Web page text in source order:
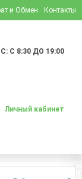
и Обмен Контакты
С 8:30 ДО 19:00
Личный кабинет